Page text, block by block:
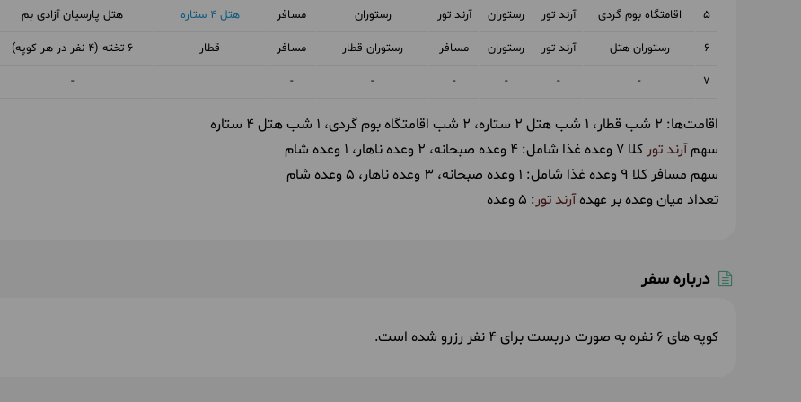
4
پنج‌شنبه1404/01/07
|
March 27, 2025
صبح زود صبحانه را میل می‌کنیم و برای بازدید از ساحل خرچنگ ها و قایق سواری و بازدید از جنگل حرا راهی ساحل گواتر
درک و ثبت خاطراتی تکرار ناشدنی سپری می‌کنیم. برای استراحت و صرف شام به اقامتگاهمان بازمی‌گردیم.
5 اقامتگاه بوم گردی آرند تور رستوران آرند تور رستوران مسافر هتل 4 ستاره هتل پارسیان آزادی بم
6 رستوران هتل آرند تور رستوران مسافر رستوران قطار مسافر قطار 6 تخته (4 نفر در هر کوپه)
7
-
-
-
-
-
-
-
اقامت‌ها: 2 شب قطار 1 شب هتل 2 ستاره 2 شب اقامتگاه بوم گردی
1 شب هتل 4 ستاره
سهمآرند تور کلا 7 وعده غذا شامل: 4 وعده صبحانه 2 وعده ناهار
1 وعده شام
سهم مسافر کلا 9 وعده غذا شامل:
1 وعده صبحانه 3 وعده ناهار
5 وعده شام
تعداد میان وعده بر عهدهآرند تور: 5 وعده
درباره سفر
کوپه های 6 نفره به صورت دربست برای 4 نفر رزرو شده است.